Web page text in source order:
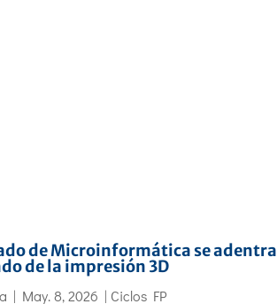
de Microinformática se adentra
de la impresión 3D
| May. 8, 2026 | Ciclos FP